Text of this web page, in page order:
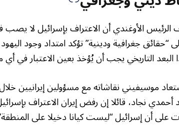
الرئيس الأوغندي أن الاعتراف بإسرائيل لا
“حقائق جغرافية ودينية” تؤكد امتداد وجود
البعد التاريخي يجب أن يُؤخذ بعين الاعتبار في
موسيفيني نقاشاته مع مسؤولين إيرانيين
نجاد، قائلا إن رفض إيران الاعتراف
على أن إسرائيل “ليست كيانا دخيلا على